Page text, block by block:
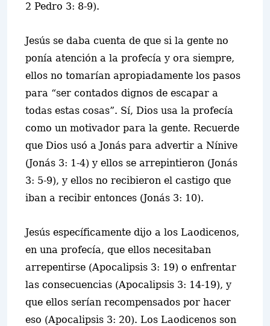
2 Pedro 3: 8-9).
Jesús se daba cuenta de que si la gente no
ponía atención a la profecía y ora siempre,
ellos no tomarían apropiadamente los pasos
para “ser contados dignos de escapar a
todas estas cosas”. Sí, Dios usa la profecía
como un motivador para la gente. Recuerde
que Dios usó a Jonás para advertir a Nínive
(Jonás 3: 1-4) y ellos se arrepintieron (Jonás
3: 5-9), y ellos no recibieron el castigo que
iban a recibir entonces (Jonás 3: 10).
Jesús específicamente dijo a los Laodicenos,
en una profecía, que ellos necesitaban
arrepentirse (Apocalipsis 3: 19) o enfrentar
las consecuencias (Apocalipsis 3: 14-19), y
que ellos serían recompensados por hacer
eso (Apocalipsis 3: 20). Los Laodicenos son